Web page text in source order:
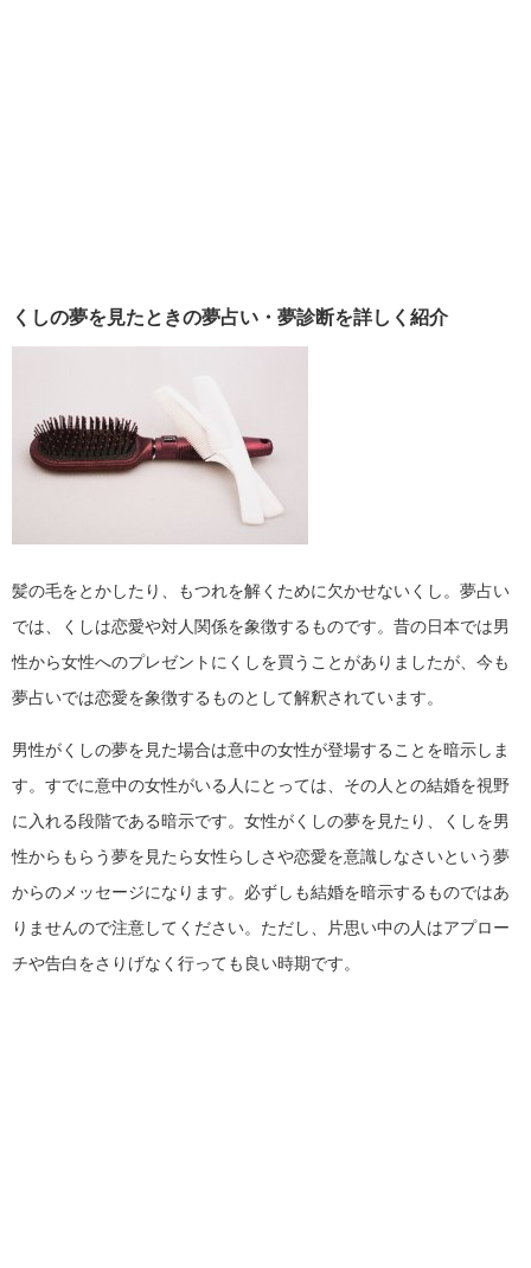
くしの夢を見たときの夢占い・夢診断を詳しく紹介
髪の毛をとかしたり、もつれを解くために欠かせないくし。夢占い
では、くしは恋愛や対人関係を象徴するものです。昔の日本では男
性から女性へのプレゼントにくしを買うことがありましたが、今も
夢占いでは恋愛を象徴するものとして解釈されています。
男性がくしの夢を見た場合は意中の女性が登場することを暗示しま
す。すでに意中の女性がいる人にとっては、その人との結婚を視野
に入れる段階である暗示です。女性がくしの夢を見たり、くしを男
性からもらう夢を見たら女性らしさや恋愛を意識しなさいという夢
からのメッセージになります。必ずしも結婚を暗示するものではあ
りませんので注意してください。ただし、片思い中の人はアプロー
チや告白をさりげなく行っても良い時期です。